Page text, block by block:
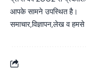
आपके सामने उपस्थित है।
समाचार,विज्ञापन,लेख व